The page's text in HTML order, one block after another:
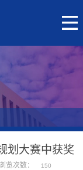
划大赛中获奖
浏览次数： 150